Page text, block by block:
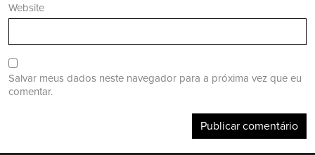
Website
Salvar meus dados neste navegador para a próxima vez que eu
comentar.